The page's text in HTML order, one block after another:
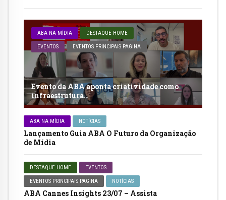
ABA NA MÍDIA DESTAQUE HOME
EVENTOS EVENTOS PRINCIPAIS PAGINA
Evento da ABA aponta criatividade como
infraestrutura…
ABA NA MÍDIA NOTÍCIAS
Lançamento Guia ABA O Futuro da Organização
de Mídia
DESTAQUE HOME EVENTOS
EVENTOS PRINCIPAIS PAGINA NOTÍCIAS
ABA Cannes Insights 23/07 – Assista